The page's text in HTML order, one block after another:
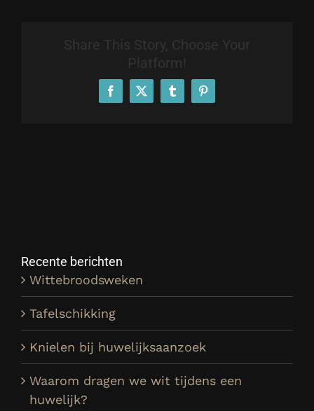
Share This Story, Choose Your
Platform!
Facebook
X TumblrPinterest
Recente berichten
Wittebroodsweken
Tafelschikking
Knielen bij huwelijksaanzoek
Waarom dragen we wit tijdens een
huwelijk?